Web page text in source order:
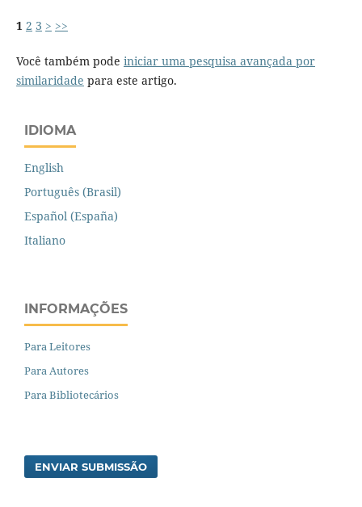
1 2 3 > >>
Você também pode iniciar uma pesquisa avançada por
similaridade para este artigo.
IDIOMA
English
Português (Brasil)
Español (España)
Italiano
INFORMAÇÕES
Para Leitores
Para Autores
Para Bibliotecários
ENVIAR SUBMISSÃO